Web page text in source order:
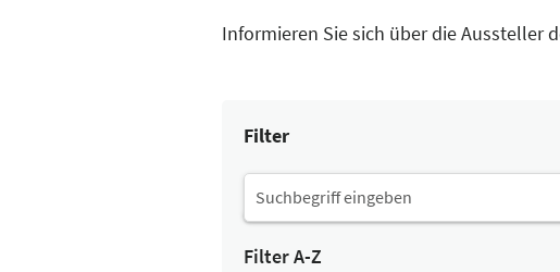
Informieren Sie sich über die Aussteller
Filter
Filter A-Z